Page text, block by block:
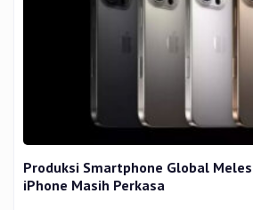
Produksi Smartphone Global
iPhone Masih Perkasa